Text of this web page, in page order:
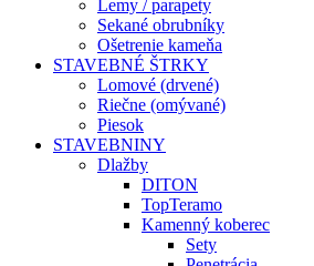
Lemy / parapety
Sekané obrubníky
Ošetrenie kameňa
STAVEBNÉ ŠTRKY
Lomové (drvené)
Riečne (omývané)
Piesok
STAVEBNINY
Dlažby
DITON
TopTeramo
Kamenný koberec
Sety